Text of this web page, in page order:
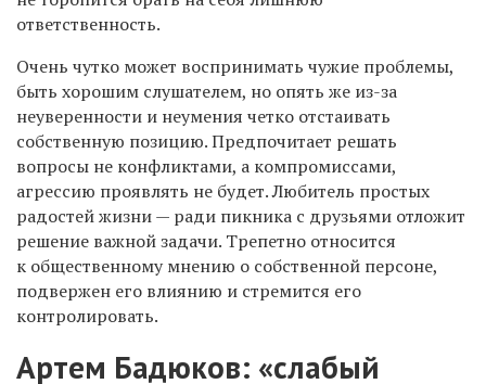
ответственность.
Очень чутко может воспринимать чужие проблемы,
быть хорошим слушателем, но опять же из-за
неуверенности и неумения четко отстаивать
собственную позицию. Предпочитает решать
вопросы не конфликтами, а компромиссами,
агрессию проявлять не будет. Любитель простых
радостей жизни — ради пикника с друзьями отложит
решение важной задачи. Трепетно относится
к общественному мнению о собственной персоне,
подвержен его влиянию и стремится его
контролировать.
Артем Бадюков: «слабый